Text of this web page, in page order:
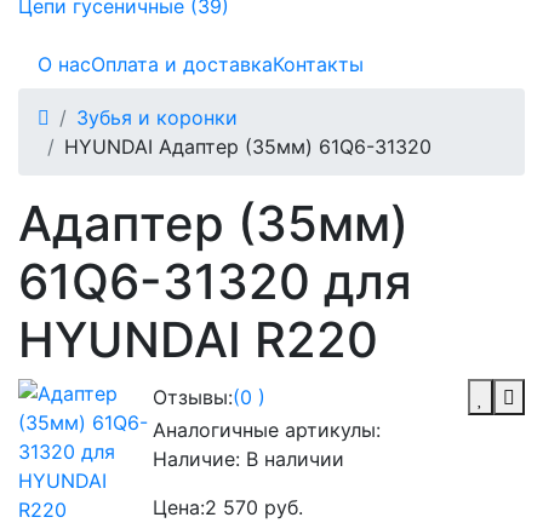
Цепи гусеничные (39)
О насОплата и доставкаКонтакты
Зубья и коронки
HYUNDAI Адаптер (35мм) 61Q6-31320
Адаптер (35мм)
61Q6-31320 для
HYUNDAI R220
Отзывы:(0 )
Аналогичные артикулы:
Наличие: В наличии
Цена:2 570 руб.